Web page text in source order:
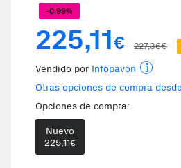
-0,99%
225,11€ 227,36€
Vendido por Infopavon
Otras opciones de compra desde
Opciones de compra:
Nuevo
225,11€